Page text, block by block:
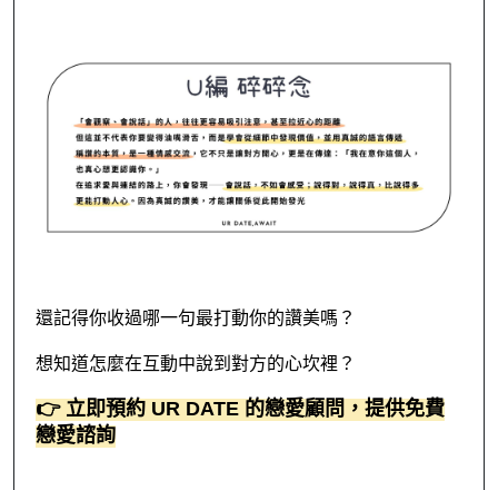
還記得你收過哪一句最打動你的讚美嗎？
想知道怎麼在互動中說到對方的心坎裡？
👉 立即預約 UR DATE 的戀愛顧問，提供免費
戀愛諮詢